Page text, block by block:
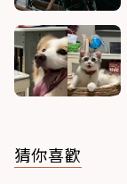
猜你喜歡